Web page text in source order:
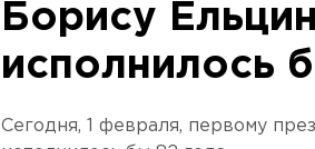
Борису
исполнилось
Сегодня, 1 февраля, первому